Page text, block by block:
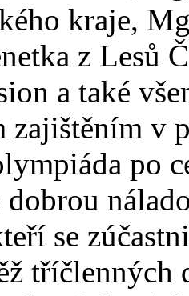
kraje,
z Lesů
a také
zajištěním v
po
dobrou
se